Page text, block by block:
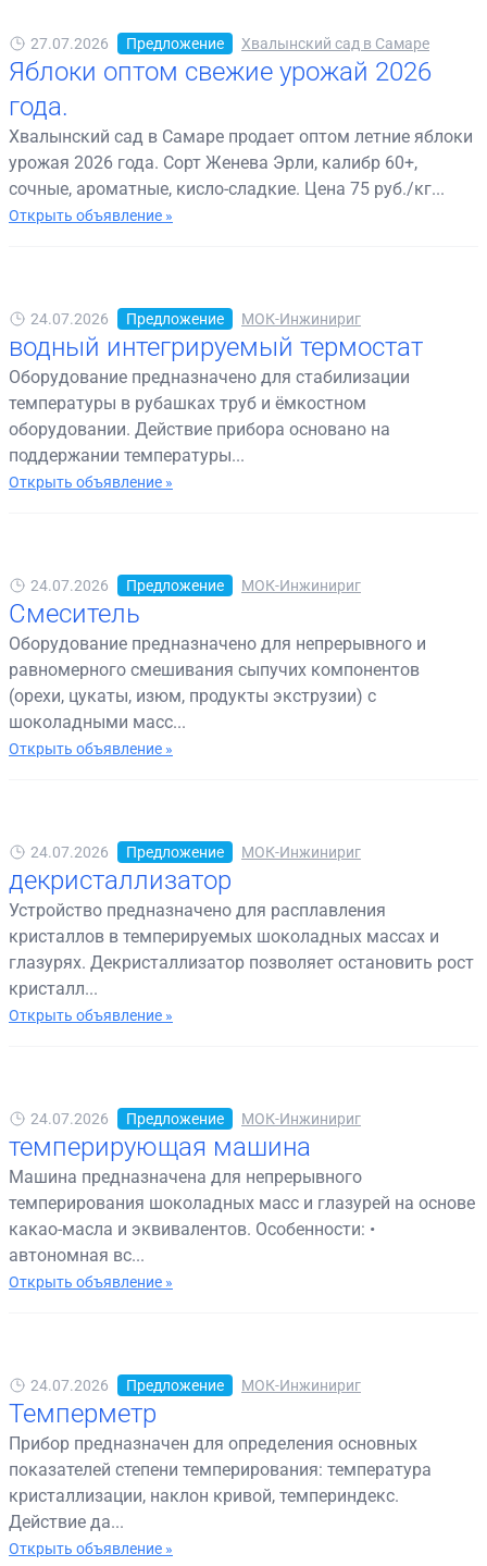
27.07.2026 Предложение Хвалынский сад в Самаре
Яблоки оптом свежие урожай 2026
года.
Хвалынский сад в Самаре продает оптом летние яблоки
урожая 2026 года. Сорт Женева Эрли, калибр 60+,
сочные, ароматные, кисло-сладкие. Цена 75 руб./кг...
Открыть объявление »
24.07.2026 Предложение МОК-Инжинириг
водный интегрируемый термостат
Оборудование предназначено для стабилизации
температуры в рубашках труб и ёмкостном
оборудовании. Действие прибора основано на
поддержании температуры...
Открыть объявление »
24.07.2026 Предложение МОК-Инжинириг
Смеситель
Оборудование предназначено для непрерывного и
равномерного смешивания сыпучих компонентов
(орехи, цукаты, изюм, продукты экструзии) с
шоколадными масс...
Открыть объявление »
24.07.2026 Предложение МОК-Инжинириг
декристаллизатор
Устройство предназначено для расплавления
кристаллов в темперируемых шоколадных массах и
глазурях. Декристаллизатор позволяет остановить рост
кристалл...
Открыть объявление »
24.07.2026 Предложение МОК-Инжинириг
темперирующая машина
Машина предназначена для непрерывного
темперирования шоколадных масс и глазурей на основе
какао-масла и эквивалентов. Особенности: •
автономная вс...
Открыть объявление »
24.07.2026 Предложение МОК-Инжинириг
Темперметр
Прибор предназначен для определения основных
показателей степени темперирования: температура
кристаллизации, наклон кривой, темпериндекс.
Действие да...
Открыть объявление »